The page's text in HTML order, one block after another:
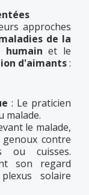
approches
de la
humain et le
d'aimants:
: Le praticien
malade.
le malade,
contre
ou cuisses.
son regard
solaire